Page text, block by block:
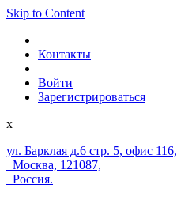
Skip to Content
Контакты
Войти
Зарегистрироваться
x
ул. Барклая д.6 стр. 5, офис 116,
Москва, 121087,
Россия.